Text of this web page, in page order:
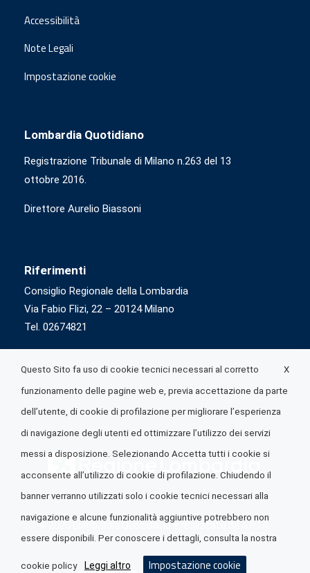
Accessibilità
Note Legali
Impostazione cookie
Lombardia Quotidiano
Registrazione Tribunale di Milano n.263 del 13
ottobre 2016.
Direttore Aurelio Biassoni
Riferimenti
Consiglio Regionale della Lombardia
Via Fabio Flizi, 22 – 20124 Milano
Tel. 02674821
© 2026 Lombardia Quotidiano è realizzato daA.R.I.A.
X
Questo Sito fa uso di cookie tecnici necessari al corretto
funzionamento delle pagine web e, previa accettazione da parte
dell’utente, di cookie di profilazione per migliorare l’esperienza
di navigazione degli utenti ed ottimizzare l’utilizzo dei servizi
messi a disposizione. Selezionando Accetta tutti i cookie si
acconsente all’utilizzo di cookie di profilazione. Chiudendo il
banner verranno utilizzati solo i cookie tecnici necessari alla
navigazione e alcune funzionalità aggiuntive potrebbero non
essere disponibili. Per conoscere i dettagli, consulta la nostra
cookie policy Leggi altro Impostazione cookie